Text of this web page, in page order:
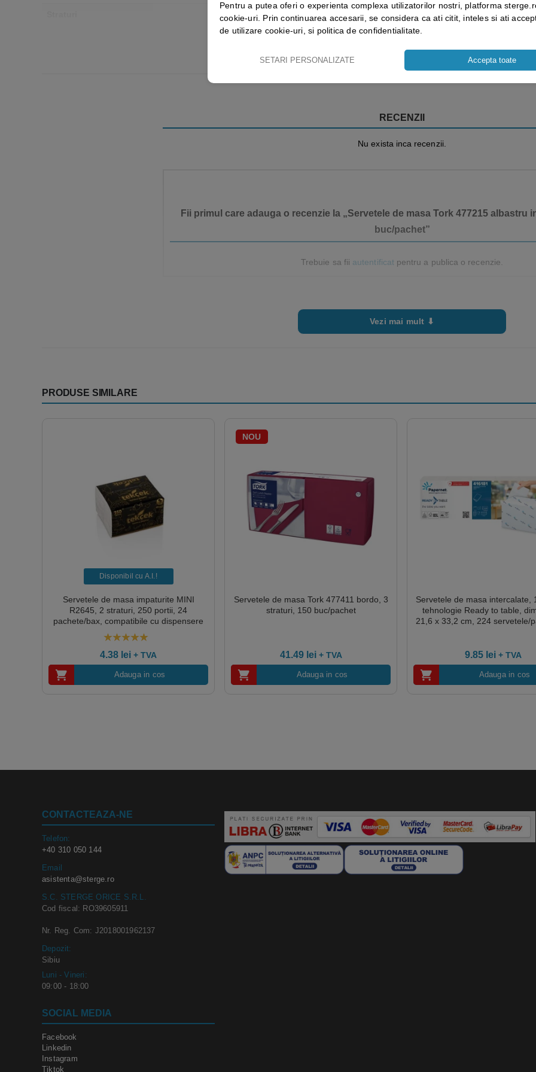
2
Vezi mai mult ⬇
RECENZII
Nu exista inca recenzii.
Fii primul care adauga o recenzie la „Servetele de masa Tork 477215 albastru
buc/pachet”
Trebuie sa fii autentificat pentru a publica o recenzie.
Vezi mai mult ⬇
PRODUSE SIMILARE
Disponibil cu A.I.​!
Servetele de masa impaturite MINI
R2645, 2 straturi, 250 portii, 24
pachete/bax, compatibile cu dispensere
N10
4.38 lei + TVA
Adauga in cos
NOU
Servetele de masa Tork 477411 bordo, 3
straturi, 150 buc/pachet
41.49 lei + TVA
Adauga in cos
Servetele de masa intercalate,
tehnologie Ready to table,
21,6 x 33,2 cm, 224 servetele/
9.85 lei + TVA
Adauga in cos
CONTACTEAZA-NE
Telefon:
+40 310 050 144
Email
asistenta@sterge.ro
S.C. STERGE ORICE S.R.L.
Cod fiscal: RO39605911
Nr. Reg. Com: J2018001962137
Depozit:
Sibiu
Luni - Vineri:
09:00 - 18:00
SOCIAL MEDIA
Facebook
Linkedin
Instagram
Tiktok
Pentru a putea oferi o experienta complexa utilizatorilor nostri, platforma
cookie-uri. Prin continuarea accesarii, se considera ca ati citit, inteles si ati
de utilizare cookie-uri, si politica de confidentialitate.
SETARI PERSONALIZATE Accepta toate